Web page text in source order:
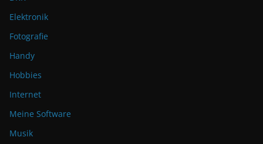
t
i
v
e
:
Elektronik
Fotografie
Handy
Hobbies
Internet
Meine Software
Musik